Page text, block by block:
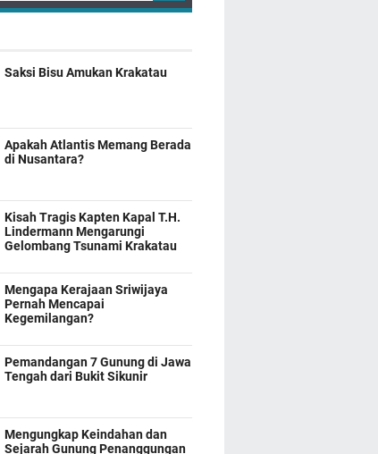
Saksi Bisu Amukan Krakatau
Apakah Atlantis Memang Berada
di Nusantara?
Kisah Tragis Kapten Kapal T.H.
Lindermann Mengarungi
Gelombang Tsunami Krakatau
Mengapa Kerajaan Sriwijaya
Pernah Mencapai
Kegemilangan?
Pemandangan 7 Gunung di Jawa
Tengah dari Bukit Sikunir
Mengungkap Keindahan dan
Sejarah Gunung Penanggungan